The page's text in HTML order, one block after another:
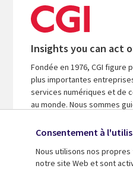
Insights you can act
Fondée en 1976, CGI figure
plus importantes
services numériques et de
au monde. Nous sommes
d’accélérer le rendement
A propos de CGI
Consentement à
Nous utilisons nos
notre site Web et sont